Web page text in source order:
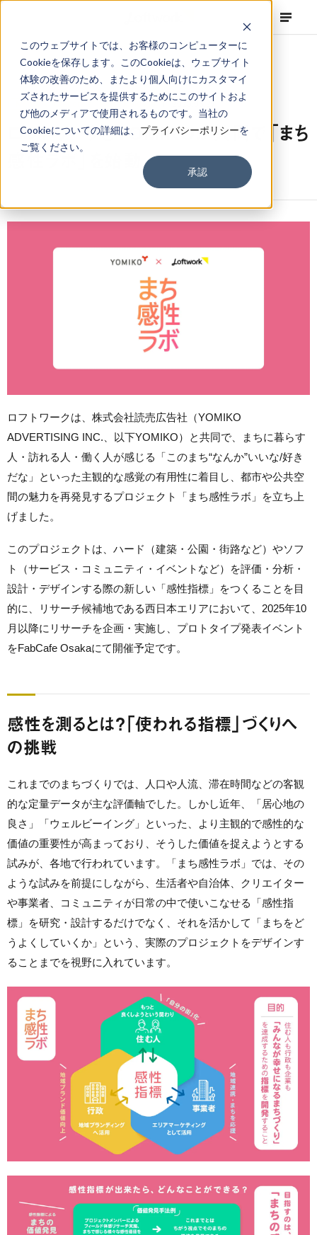
このウェブサイトでは、お客様のコンピューターに
Cookieを保存します。このCookieは、ウェブサイト
体験の改善のため、またより個人向けにカスタマイ
ズされたサービスを提供するためにこのサイトおよ
び他のメディアで使用されるものです。当社の
Cookieについての詳細は、 プライバシーポリシーを
ご覧ください。
承認
NEWS Corporate Press Release 2025.08.27
ロフトワークとYOMIKOが共同で「まち
感性ラボ」を始動
ロフトワークは、株式会社読売広告社（YOMIKO
ADVERTISING INC.、以下YOMIKO）と共同で、まちに暮らす
人・訪れる人・働く人が感じる「このまち“なんか”いいな/好き
だな」といった主観的な感覚の有用性に着目し、都市や公共空
間の魅力を再発見するプロジェクト「まち感性ラボ」を立ち上
げました。
このプロジェクトは、ハード（建築・公園・街路など）やソフ
ト（サービス・コミュニティ・イベントなど）を評価・分析・
設計・デザインする際の新しい「感性指標」をつくることを目
的に、リサーチ候補地である西日本エリアにおいて、2025年10
月以降にリサーチを企画・実施し、プロトタイプ発表イベント
をFabCafe Osakaにて開催予定です。
感性を測るとは？「使われる指標」づくりへ
の挑戦
これまでのまちづくりでは、人口や人流、滞在時間などの客観
的な定量データが主な評価軸でした。しかし近年、「居心地の
良さ」「ウェルビーイング」といった、より主観的で感性的な
価値の重要性が高まっており、そうした価値を捉えようとする
試みが、各地で行われています。「まち感性ラボ」では、その
ような試みを前提にしながら、生活者や自治体、クリエイター
や事業者、コミュニティが日常の中で使いこなせる「感性指
標」を研究・設計するだけでなく、それを活かして「まちをど
うよくしていくか」という、実際のプロジェクトをデザインす
ることまでを視野に入れています。